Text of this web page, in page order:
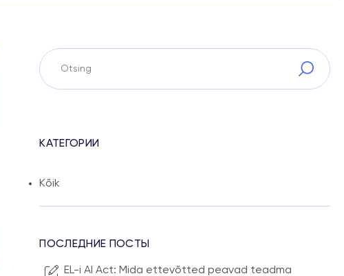
КАТЕГОРИИ
Kõik
ПОСЛЕДНИЕ ПОСТЫ
EL-i AI Act: Mida ettevõtted peavad teadma